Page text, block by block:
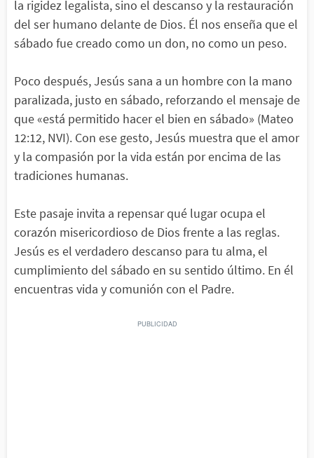
la rigidez legalista, sino el descanso y la restauración
del ser humano delante de Dios. Él nos enseña que el
sábado fue creado como un don, no como un peso.
Poco después, Jesús sana a un hombre con la mano
paralizada, justo en sábado, reforzando el mensaje de
que «está permitido hacer el bien en sábado» (Mateo
12:12, NVI). Con ese gesto, Jesús muestra que el amor
y la compasión por la vida están por encima de las
tradiciones humanas.
Este pasaje invita a repensar qué lugar ocupa el
corazón misericordioso de Dios frente a las reglas.
Jesús es el verdadero descanso para tu alma, el
cumplimiento del sábado en su sentido último. En él
encuentras vida y comunión con el Padre.